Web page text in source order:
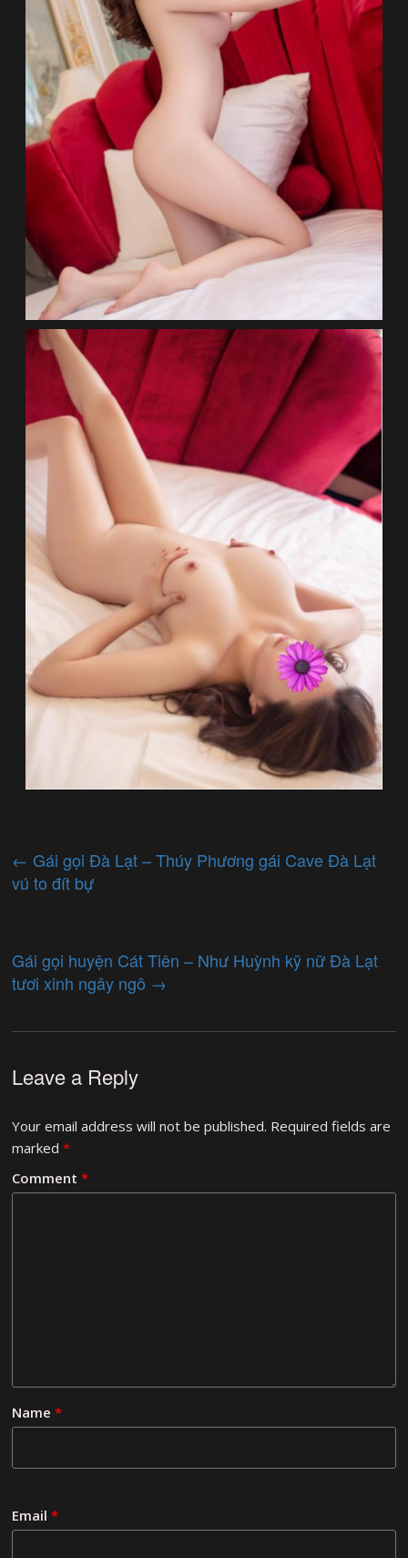
← Gái gọi Đà Lạt – Thúy Phương gái Cave Đà Lạt
vú to đít bự
Gái gọi huyện Cát Tiên – Như Huỳnh kỹ nữ Đà Lạt
tươi xinh ngây ngô →
Leave a Reply
Your email address will not be published. Required fields are
marked*
Comment*
Name*
Email*